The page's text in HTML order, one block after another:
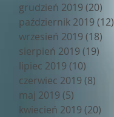
grudzień 2019 (20)
październik 2019 (12)
wrzesień 2019 (18)
sierpień 2019 (19)
lipiec 2019 (10)
czerwiec 2019 (8)
maj 2019 (5)
kwiecień 2019 (20)